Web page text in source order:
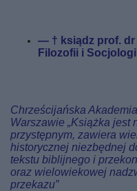
— † ksiądz prof. dr
Filozofii i
Chrześcijańska
Warszawie „Książka jest
przystępnym, zawiera
historycznej niezbędnej
tekstu biblijnego i
oraz wielowiekowej
przekazu”